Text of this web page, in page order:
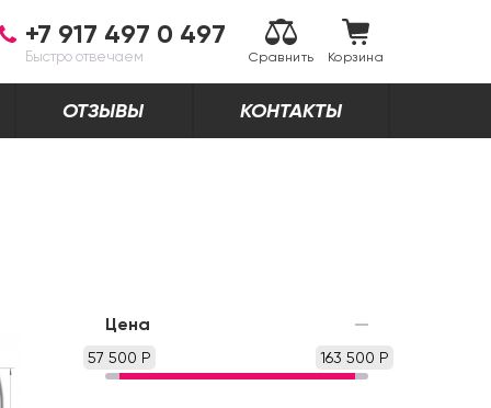
+7 917 497 0 497
Быстро отвечаем Сравнить Корзина
ОТЗЫВЫ КОНТАКТЫ
Цена
57 500 Р 163 500 Р